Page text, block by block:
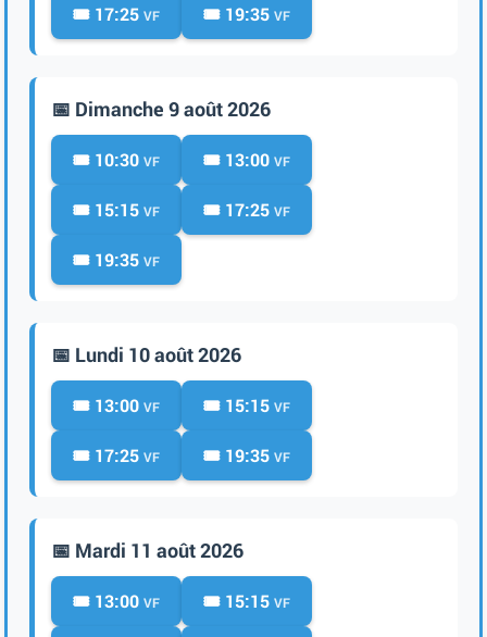
🎟️ 17:25 VF 🎟️ 19:35 VF
📅 Dimanche 9 août 2026
🎟️ 10:30 VF 🎟️ 13:00 VF
🎟️ 15:15 VF 🎟️ 17:25 VF
🎟️ 19:35 VF
📅 Lundi 10 août 2026
🎟️ 13:00 VF 🎟️ 15:15 VF
🎟️ 17:25 VF 🎟️ 19:35 VF
📅 Mardi 11 août 2026
🎟️ 13:00 VF 🎟️ 15:15 VF